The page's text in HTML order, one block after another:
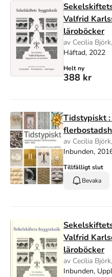
Valfrid
läroböcker
av Cecilia
Häftad, 2022
Helt ny
388 kr
Tidstypiskt
av Cecilia
Inbunden,
Tillfälligt slut
Bevaka
Valfrid
läroböcker
av Cecilia
Inbunden,